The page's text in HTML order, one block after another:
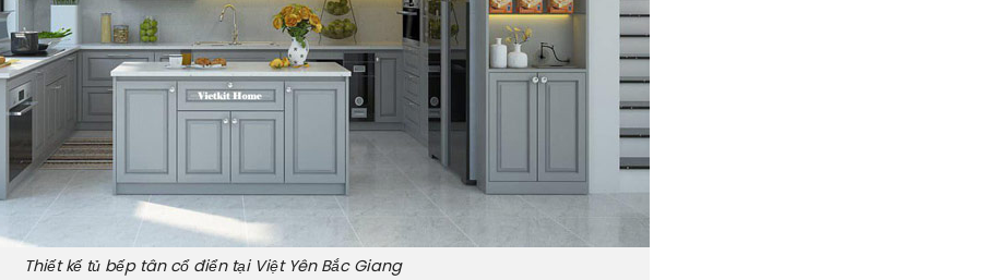
Thiết kế tủ bếp tân cổ điển tại Việt Yên Bắc Giang